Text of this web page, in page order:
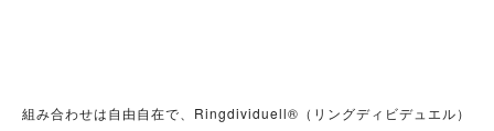
組み合わせは自由自在で、Ringdividuell®（リングディビデュエル）